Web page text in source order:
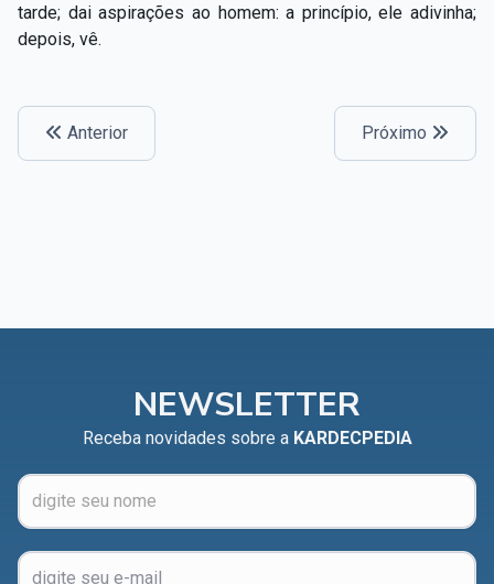
tarde; dai aspirações ao homem: a princípio, ele adivinha;
depois, vê.
Anterior Próximo
NEWSLETTER
Receba novidades sobre a KARDECPEDIA